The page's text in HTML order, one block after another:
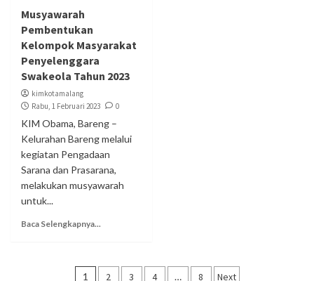
Musyawarah
Pembentukan
Kelompok Masyarakat
Penyelenggara
Swakeola Tahun 2023
kimkotamalang
Rabu, 1 Februari 2023
0
KIM Obama, Bareng –
Kelurahan Bareng melalui
kegiatan Pengadaan
Sarana dan Prasarana,
melakukan musyawarah
untuk...
Baca Selengkapnya...
1 2 3 4 … 8 Next